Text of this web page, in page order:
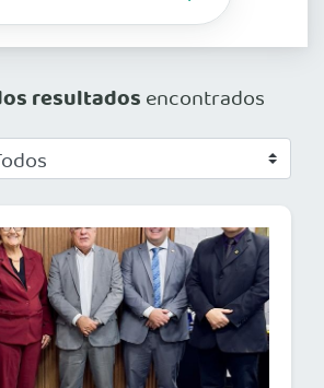
resultados encontrados